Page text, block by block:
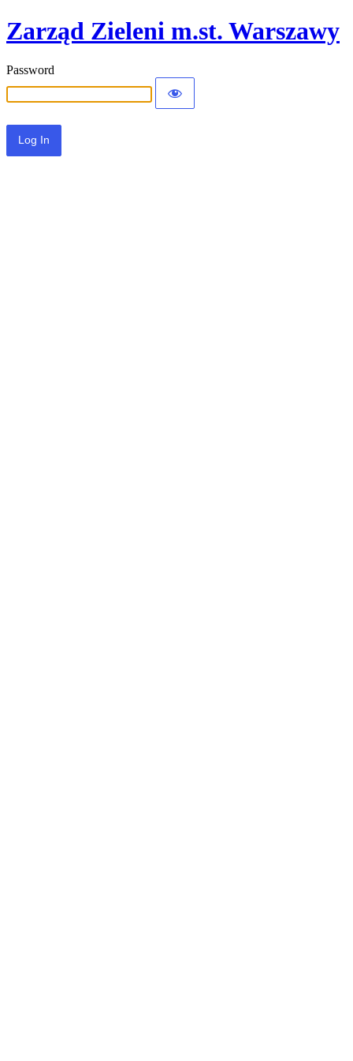
Zarząd Zieleni m.st. Warszawy
Password